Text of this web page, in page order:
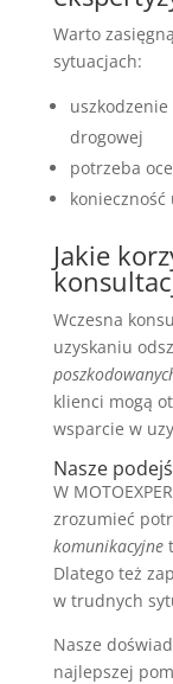
Warto
sytuacjach:
drogowej
potrzeba
konieczność
Jakie
Wczesna
uzyskaniu
klienci mogą
wsparcie w
Nasze
W
zrozumieć
komunikacyjne
Dlatego też
w trudnych
Nasze
najlepszej